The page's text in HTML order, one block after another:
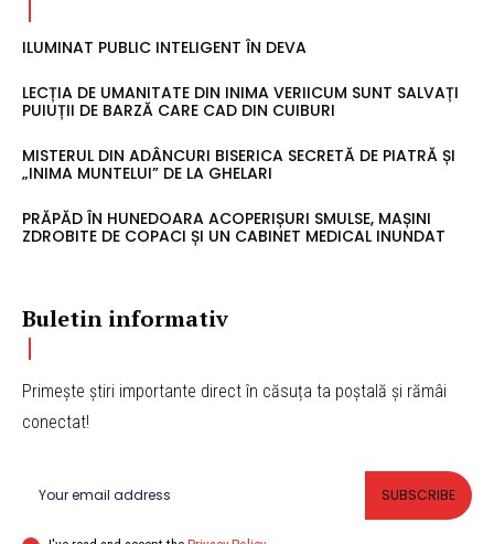
ILUMINAT PUBLIC INTELIGENT ÎN DEVA
LECȚIA DE UMANITATE DIN INIMA VERIICUM SUNT SALVAȚI
PUIUȚII DE BARZĂ CARE CAD DIN CUIBURI
MISTERUL DIN ADÂNCURI BISERICA SECRETĂ DE PIATRĂ ȘI
„INIMA MUNTELUI” DE LA GHELARI
PRĂPĂD ÎN HUNEDOARA ACOPERIȘURI SMULSE, MAȘINI
ZDROBITE DE COPACI ȘI UN CABINET MEDICAL INUNDAT
Buletin informativ
Primește știri importante direct în căsuța ta poștală și rămâi
conectat!
SUBSCRIBE